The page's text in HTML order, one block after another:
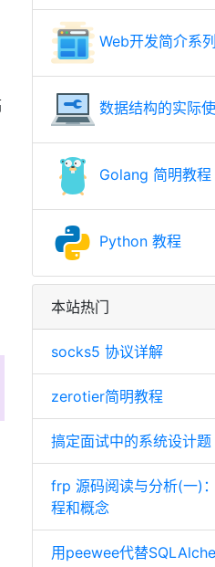
Web开发简介系列
数据结构的实际
Golang 简明教程
Python 教程
本站热门
socks5 协议详解
zerotier简明教程
搞定面试中的系统设计题
frp 源码阅读与分析(一)
程和概念
用peewee代替